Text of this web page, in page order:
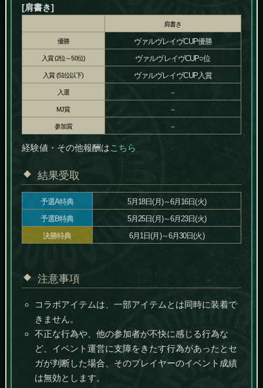
[肩書き]
肩書き
優勝 ヴァルヴレイヴCUP優勝
入賞 (2位～50位) ヴァルヴレイヴCUP○位
入賞 (51位以下) ヴァルヴレイヴCUP入賞
入選 －
MJ賞 －
参加賞 －
経験値・その他報酬はこちら
結果受取
予選A特典
5月18日(月)～6月16日(火)
予選B特典
5月25日(月)～6月23日(火)
決勝特典
6月1日(月)～6月30日(火)
注意事項
コラボアイテムは、一部アイテムとは同時に装着で
きません。
不正な行為や、他の参加者が不快に感じる行為な
ど、イベント運営に支障をきたす行為があったとセ
ガが判断した場合、そのプレイヤーのイベント成績
は無効とします。